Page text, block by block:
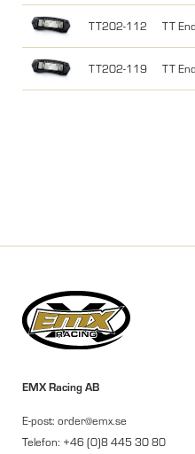
TT202-112 TT
TT202-119 TT
EMX Racing AB
E-post: order@emx.se
Telefon: +46 (0)8 445 30 80